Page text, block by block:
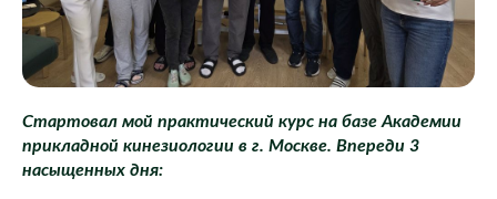
Стартовал мой практический курс на базе Академии
прикладной кинезиологии в г. Москве. Впереди 3
насыщенных дня: